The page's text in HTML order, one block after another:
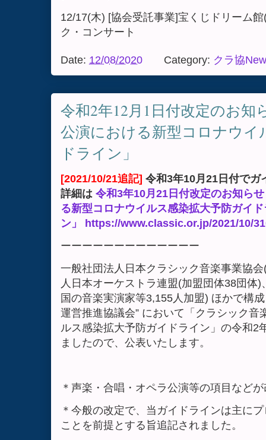
12/17(木) [協会受託事業]宝くじドリーム
ク・コンサート
Date: 12/08/2020 Category: クラ協
令和2年12月1日付改定のお知
公演における新型コロナウイ
ドライン」
[2021/10/21追記] 令和3年10月21日付でガ
詳細は 令和3年10月21日付改定のお知ら
る新型コロナウイルス感染拡大予防ガイ
ン」
https://www.classic.or.jp/2021/10/
ーーーーーーーーーーーーー
一般社団法人日本クラシック音楽事業協
人日本オーケストラ連盟(加盟団体38団体
国の音楽実演家等3,155人加盟) ほかで構
運営推進協議会” において「クラシック音
ルス感染拡大予防ガイドライン」の令和2
ましたので、公表いたします。
＊声楽・合唱・オペラ公演等の項目など
＊今般の改定で、当ガイドラインは主に
ことを前提とする旨追記されました。